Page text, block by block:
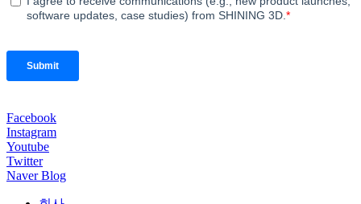
Facebook
Instagram
Youtube
Twitter
Naver Blog